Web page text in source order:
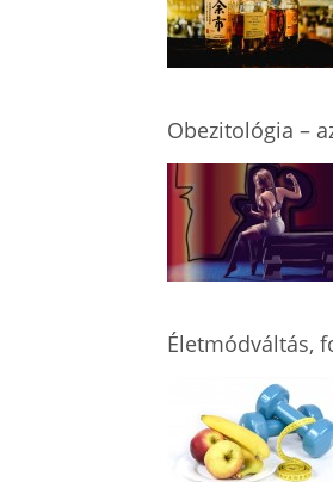
Obezitológia –
Életmódváltás,